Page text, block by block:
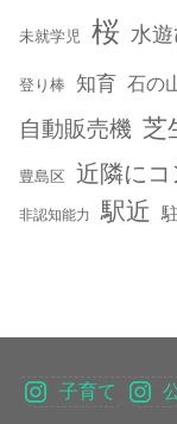
未就学児 桜 水
登り棒 知育 石の
自動販売機 芝
豊島区 近隣にコ
非認知能力 駅近
子育て